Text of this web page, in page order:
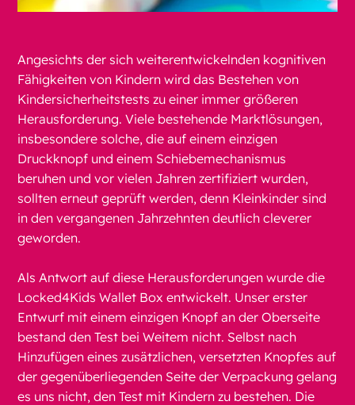
Angesichts der sich weiterentwickelnden kognitiven
Fähigkeiten von Kindern wird das Bestehen von
Kindersicherheitstests zu einer immer größeren
Herausforderung. Viele bestehende Marktlösungen,
insbesondere solche, die auf einem einzigen
Druckknopf und einem Schiebemechanismus
beruhen und vor vielen Jahren zertifiziert wurden,
sollten erneut geprüft werden, denn Kleinkinder sind
in den vergangenen Jahrzehnten deutlich cleverer
geworden.
Als Antwort auf diese Herausforderungen wurde die
Locked4Kids Wallet Box entwickelt. Unser erster
Entwurf mit einem einzigen Knopf an der Oberseite
bestand den Test bei Weitem nicht. Selbst nach
Hinzufügen eines zusätzlichen, versetzten Knopfes auf
der gegenüberliegenden Seite der Verpackung gelang
es uns nicht, den Test mit Kindern zu bestehen. Die